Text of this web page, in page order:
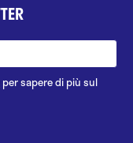
per sapere di più sul